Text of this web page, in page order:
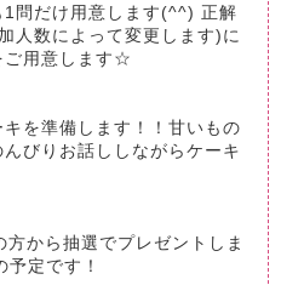
1問だけ用意します(^^) 正解
人数によって変更します)に
ご用意します☆
を準備します！！甘いもの
びりお話ししながらケーキ
方から抽選でプレゼントしま
定です！